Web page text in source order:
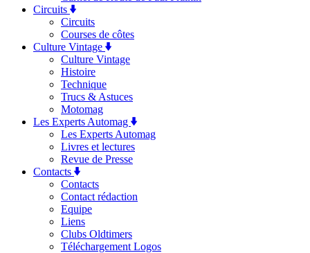
Circuits
Circuits
Courses de côtes
Culture Vintage
Culture Vintage
Histoire
Technique
Trucs & Astuces
Motomag
Les Experts Automag
Les Experts Automag
Livres et lectures
Revue de Presse
Contacts
Contacts
Contact rédaction
Equipe
Liens
Clubs Oldtimers
Téléchargement Logos